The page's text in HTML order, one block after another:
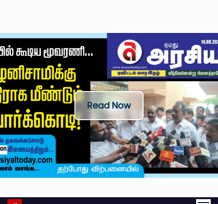
Read Now